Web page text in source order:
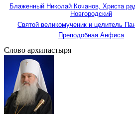
Блаженный Николай Кочанов, Христа
Новгородский
Святой великомученик и целитель
Преподобная Анфиса
Слово архипастыря